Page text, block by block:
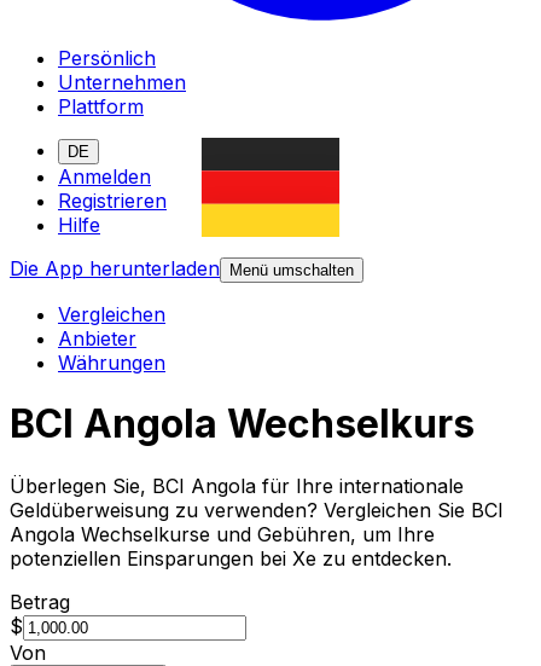
Persönlich
Unternehmen
Plattform
DE
Anmelden
Registrieren
Hilfe
Die App herunterladen
Menü umschalten
Vergleichen
Anbieter
Währungen
BCI Angola Wechselkurs
Überlegen Sie, BCI Angola für Ihre internationale
Geldüberweisung zu verwenden? Vergleichen Sie BCI
Angola Wechselkurse und Gebühren, um Ihre
potenziellen Einsparungen bei Xe zu entdecken.
Betrag
$
Von